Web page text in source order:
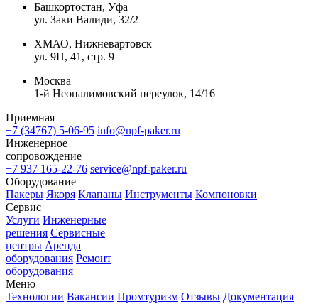
Башкортостан, Уфа
ул. Заки Валиди, 32/2
ХМАО, Нижневартовск
ул. 9П, 41, стр. 9
Москва
1-й Неопалимовский переулок, 14/16
Приемная
+7 (34767) 5-06-95 info@npf-paker.ru
Инженерное
сопровождение
+7 937 165-22-76 service@npf-paker.ru
Оборудование
Пакеры Якоря Клапаны Инструменты Компоновки
Сервис
Услуги Инженерные
решения Сервисные
центры Аренда
оборудования Ремонт
оборудования
Меню
Технологии Вакансии Промтуризм Отзывы Документация